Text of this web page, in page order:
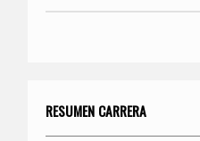
RESUMEN CARRERA